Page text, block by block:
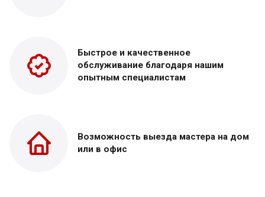
Быстрое и качественное
обслуживание благодаря нашим
опытным специалистам
Возможность выезда мастера на дом
или в офис